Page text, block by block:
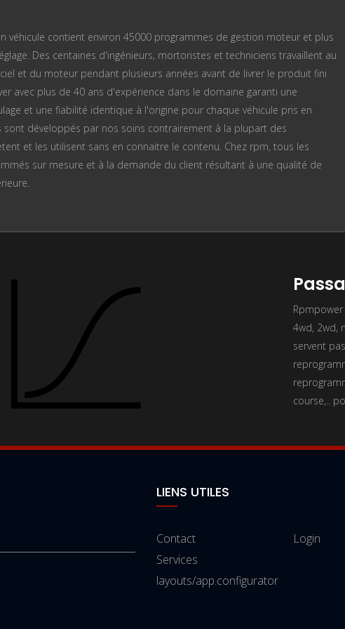
véhicule contient environ 45000 programmes de gestion moteur et plus
Des centaines d'ingénieurs, mortoristes et techniciens travaillent au
et du moteur pendant plusieurs années avant de livrer le produit fini
avec plus de 40 ans d'expérience dans le domaine garanti une
et une fiabilité identique à l'origine pour chaque véhicule pris en
sont développés par nos soins contrairement à la plupart des
et les utilisent sans en connaitre le contenu. Chez rpm, tous les
sur mesure et à la demande du client résultant à une qualité de
4wd, 2wd,
servent
course,..
LIENS UTILES
Contact
Services
layouts/app.configurator
Login